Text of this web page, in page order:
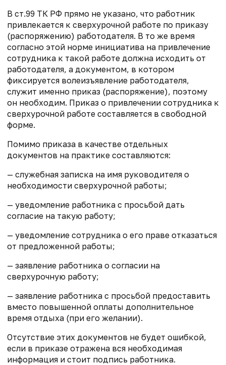
В ст.99 ТК РФ прямо не указано, что работник
привлекается к сверхурочной работе по приказу
(распоряжению) работодателя. В то же время
согласно этой норме инициатива на привлечение
сотрудника к такой работе должна исходить от
работодателя, а документом, в котором
фиксируется волеизъявление работодателя,
служит именно приказ (распоряжение), поэтому
он необходим. Приказ о привлечении сотрудника к
сверхурочной работе составляется в свободной
форме.
Помимо приказа в качестве отдельных
документов на практике составляются:
— служебная записка на имя руководителя о
необходимости сверхурочной работы;
— уведомление работника с просьбой дать
согласие на такую работу;
— уведомление сотрудника о его праве отказаться
от предложенной работы;
— заявление работника о согласии на
сверхурочную работу;
— заявление работника с просьбой предоставить
вместо повышенной оплаты дополнительное
время отдыха (при его желании).
Отсутствие этих документов не будет ошибкой,
если в приказе отражена вся необходимая
информация и стоит подпись работника.